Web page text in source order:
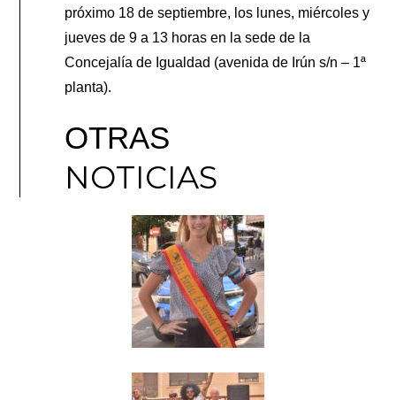
próximo 18 de septiembre, los lunes, miércoles y
jueves de 9 a 13 horas en la sede de la
Concejalía de Igualdad (avenida de Irún s/n – 1ª
planta).
OTRAS
NOTICIAS